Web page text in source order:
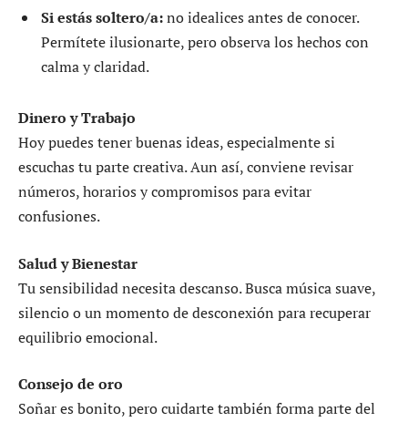
Si estás soltero/a:no idealices antes de conocer.
Permítete ilusionarte, pero observa los hechos con
calma y claridad.
Dinero y Trabajo
Hoy puedes tener buenas ideas, especialmente si
escuchas tu parte creativa. Aun así, conviene revisar
números, horarios y compromisos para evitar
confusiones.
Salud y Bienestar
Tu sensibilidad necesita descanso. Busca música suave,
silencio o un momento de desconexión para recuperar
equilibrio emocional.
Consejo de oro
Soñar es bonito, pero cuidarte también forma parte del